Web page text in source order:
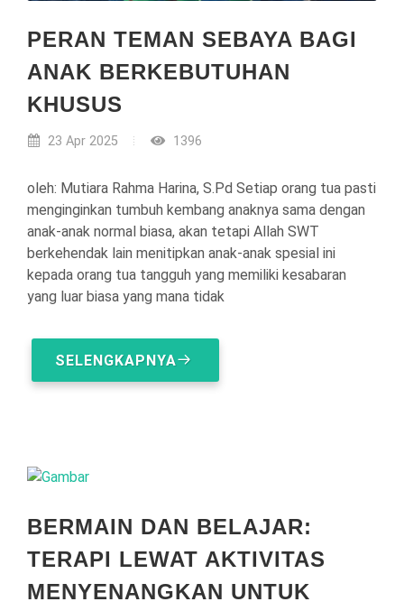
PERAN TEMAN SEBAYA BAGI
ANAK BERKEBUTUHAN
KHUSUS
23 Apr 2025 1396
oleh: Mutiara Rahma Harina, S.Pd Setiap orang tua pasti
menginginkan tumbuh kembang anaknya sama dengan
anak-anak normal biasa, akan tetapi Allah SWT
berkehendak lain menitipkan anak-anak spesial ini
kepada orang tua tangguh yang memiliki kesabaran
yang luar biasa yang mana tidak
SELENGKAPNYA
BERMAIN DAN BELAJAR:
TERAPI LEWAT AKTIVITAS
MENYENANGKAN UNTUK